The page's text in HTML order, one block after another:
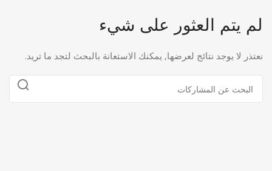
لم يتم العثور على شيء
نعتذر لا يوجد نتائج لعرضها, يمكنك الاستعانة بالبحث لتجد ما تريد.